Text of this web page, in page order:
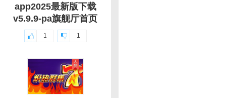
app2025最新版下载
v5.9.9-pa旗舰厅首页
1 1